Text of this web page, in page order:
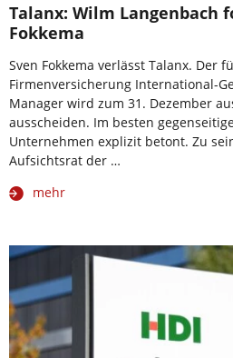
Talanx: Wilm Langenbach
Fokkema
Sven Fokkema verlässt Talanx. Der
Firmenversicherung International-
Manager wird zum 31. Dezember
ausscheiden. Im besten
Unternehmen explizit betont. Zu
Aufsichtsrat der …
mehr